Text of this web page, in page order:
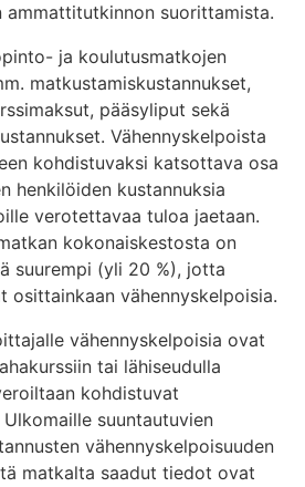
ammattitutkinnon suorittamista.
ja koulutusmatkojen
matkustamiskustannukset,
pääsyliput sekä
Vähennyskelpoista
kohdistuvaksi katsottava osa
henkilöiden kustannuksia
verotettavaa tuloa jaetaan.
kokonaiskestosta on
suurempi (yli 20 %), jotta
osittainkaan vähennyskelpoisia.
vähennyskelpoisia ovat
tai lähiseudulla
kohdistuvat
suuntautuvien
vähennyskelpoisuuden
matkalta saadut tiedot ovat